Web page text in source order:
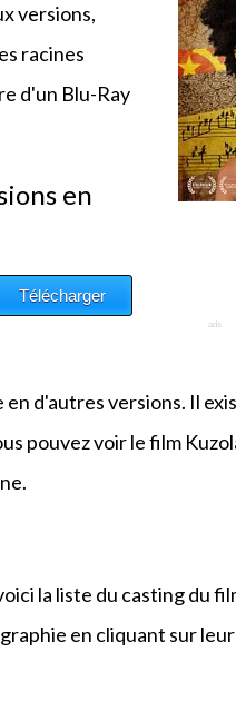
versions,
racines
d'un Blu-Ray
en
d'autres versions. Il
pouvez voir le film
la liste du casting du
en cliquant sur